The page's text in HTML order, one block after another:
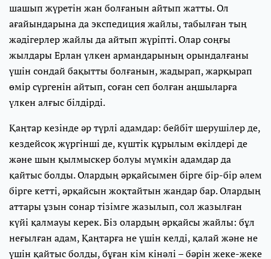
шашып жүретін жан болғанын айтып жатты. Ол
ағайындарына да экспедиция жайлы, табылған тың
жәдігерлер жайлы да айтып жүріпті. Олар соңғы
жылдары Ерлан үлкен армандарының орындалғаны
үшін сондай бақытты болғанын, жадырап, жарқырап
өмір сүргенін айтып, соған сеп болған аңшыларға
үлкен алғыс білдірді.
Қаңтар кезінде әр түрлі адамдар: бейбіт шерушілер де,
кездейсоқ жүргінші де, күштік құрылым өкілдері де
және шын қылмыскер болуы мүмкін адамдар да
қайтыс болды. Олардың әрқайсымен бірге бір-бір әлем
бірге кетті, әрқайсын жоқтайтын жандар бар. Олардың
аттары ұзын сонар тізімге жазылып, сол жазылған
күйі қалмауы керек. Біз олардың әрқайсы жайлы: бұл
неғылған адам, Қаңтарға не үшін келді, қалай және не
үшін қайтыс болды, бұған кім кінәлі – бәрін жеке-жеке